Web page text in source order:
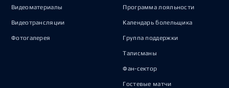
Видеоматериалы
Видеотрансляции
Фотогалерея
Программа лояльности
Календарь болельщика
Группа поддержки
Талисманы
Фан-сектор
Гостевые матчи